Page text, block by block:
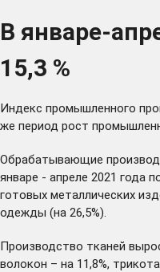
В январе-
15,3 %
Индекс промышленного
же период рост
Обрабатывающие
январе - апреле 2021 года
готовых металлических
одежды (на 26,5%).
Производство тканей
волокон – на 11,8%,